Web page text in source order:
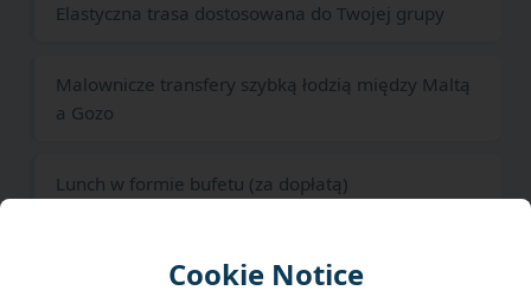
Cookie Notice
Elastyczna trasa dostosowana do Twojej grupy
Malownicze transfery szybką łodzią między Maltą
a Gozo
Lunch w formie bufetu (za dopłatą)
przyrodniczych atrakcji Gozo